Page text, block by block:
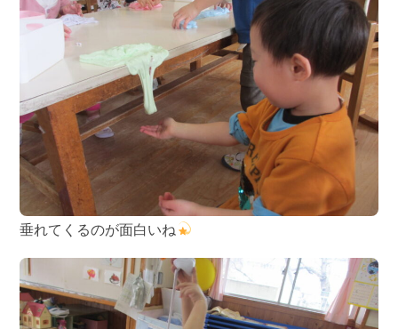
垂れてくるのが面白いね